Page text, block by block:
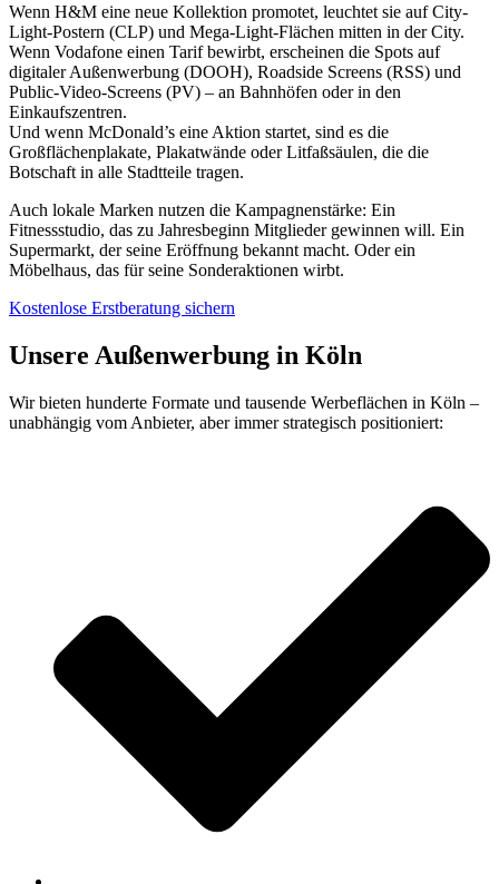
Wenn H&M eine neue Kollektion promotet, leuchtet sie auf City-
Light-Postern (CLP) und Mega-Light-Flächen mitten in der City.
Wenn Vodafone einen Tarif bewirbt, erscheinen die Spots auf
digitaler Außenwerbung (DOOH), Roadside Screens (RSS) und
Public-Video-Screens (PV) – an Bahnhöfen oder in den
Einkaufszentren.
Und wenn McDonald’s eine Aktion startet, sind es die
Großflächenplakate, Plakatwände oder Litfaßsäulen, die die
Botschaft in alle Stadtteile tragen.
Auch lokale Marken nutzen die Kampagnenstärke: Ein
Fitnessstudio, das zu Jahresbeginn Mitglieder gewinnen will. Ein
Supermarkt, der seine Eröffnung bekannt macht. Oder ein
Möbelhaus, das für seine Sonderaktionen wirbt.
Kostenlose Erstberatung sichern
Unsere Außenwerbung in Köln
Wir bieten hunderte Formate und tausende Werbeflächen in Köln –
unabhängig vom Anbieter, aber immer strategisch positioniert: